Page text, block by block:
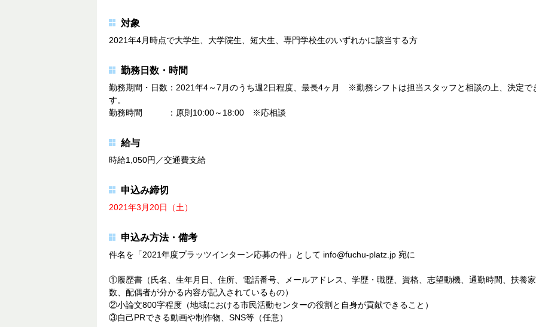
対象
2021年4月時点で大学生、大学院生、短大生、専門学校生のいずれかに該当する方
勤務日数・時間
勤務期間・日数：2021年4～7月のうち週2日程度、最長4ヶ月 ※勤務シフトは担当スタッフと相談の上、決定で
す。
勤務時間 ：原則10:00～18:00 ※応相談
給与
時給1,050円／交通費支給
申込み締切
2021年3月20日（土）
申込み方法・備考
件名を「2021年度プラッツインターン応募の件」として info@fuchu-platz.jp 宛に
①履歴書（氏名、生年月日、住所、電話番号、メールアドレス、学歴・職歴、資格、志望動機、通勤時間、扶養
数、配偶者が分かる内容が記入されているもの）
②小論文800字程度（地域における市民活動センターの役割と自身が貢献できること）
③自己PRできる動画や制作物、SNS等（任意）